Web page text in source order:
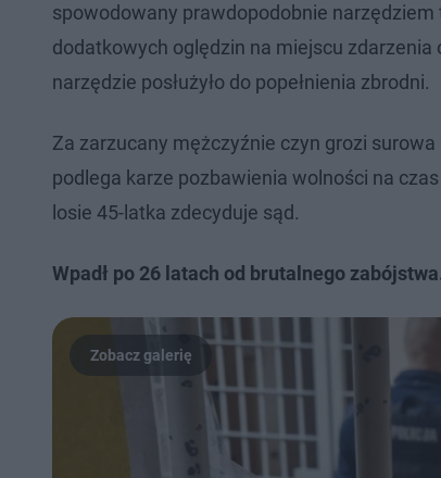
spowodowany prawdopodobnie
dodatkowych oględzin na miejscu zdarzenia
narzędzie posłużyło do popełnienia zbrodni.
Za zarzucany mężczyźnie czyn grozi
podlega karze pozbawienia wolności na
losie 45-latka zdecyduje sąd.
Wpadł po 26 latach od brutalnego